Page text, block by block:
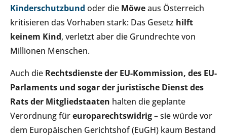
Kinderschutzbund oder die Möweaus Österreich
kritisieren das Vorhaben stark: Das Gesetz hilft
keinem Kind, verletzt aber die Grundrechte von
Millionen Menschen.
Auch die Rechtsdienste der EU-Kommission, des EU-
Parlaments und sogar der juristische Dienst des
Rats der Mitgliedstaaten halten die geplante
Verordnung füreuroparechtswidrig– sie würde vor
dem Europäischen Gerichtshof (EuGH) kaum Bestand